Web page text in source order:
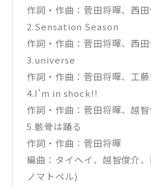
作詞・作曲：菅田将暉、西
2.Sensation Season
作詞・作曲：菅田将暉、西
3.universe
作詞・作曲：菅田将暉、工
4.I’m in shock!!
作詞・作曲：菅田将暉、越
5.骸骨は踊る
作詞・作曲：菅田将暉
編曲：タイヘイ、越智俊介
ノマトペル)